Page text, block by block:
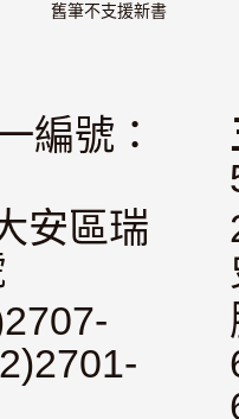
舊筆不支援新書
編號：
安區瑞